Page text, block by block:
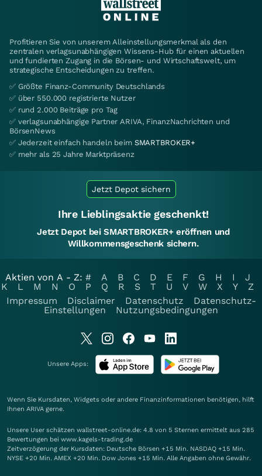
Profitieren Sie von unserem Alleinstellungsmerkmal als den
zentralen verlagsunabhängigen Wissens-Hub für einen aktuellen
und fundierten Zugang in die Börsen- und Wirtschaftswelt, um
strategische Entscheidungen zu treffen.
✅ Größte Finanz-Community Deutschlands
✅ über 550.000 registrierte Nutzer
✅ rund 2.000 Beiträge pro Tag
✅ verlagsunabhängige Partner ARIVA, FinanzNachrichten und
BörsenNews
✅ Jederzeit einfach handeln beim SMARTBROKER+
✅ mehr als 25 Jahre Marktpräsenz
Jetzt Depot sichern
Ihre Lieblingsaktie geschenkt!
Jetzt Depot bei SMARTBROKER+ eröffnen und
Willkommensgeschenk sichern.
Aktien von A - Z: # A B C D E F G H I
J
K
L M N O P Q R S T U V W X Y
Z
Impressum
Disclaimer Datenschutz
Datenschutz-
Einstellungen
Nutzungsbedingungen
Unsere Apps:
Wenn Sie Kursdaten, Widgets oder andere Finanzinformationen benötigen, hilft
Ihnen ARIVA gerne.
Unsere User schätzen wallstreet-online.de: 4.8 von 5 Sternen ermittelt aus 285
Bewertungen bei www.kagels-trading.de
Zeitverzögerung der Kursdaten: Deutsche Börsen +15 Min. NASDAQ +15 Min.
NYSE +20 Min. AMEX +20 Min. Dow Jones +15 Min. Alle Angaben ohne Gewähr.